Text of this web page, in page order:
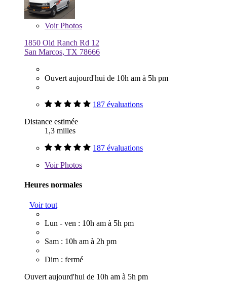
VoirPhotos
1850 Old Ranch Rd 12
San Marcos, TX 78666
Ouvert aujourd'hui de 10h am à 5h pm
187 évaluations
Distance estimée
1,3 milles
187 évaluations
VoirPhotos
Heures normales
Voir tout
Lun - ven : 10h am à 5h pm
Sam : 10h am à 2h pm
Dim : fermé
Ouvert aujourd'hui de 10h am à 5h pm